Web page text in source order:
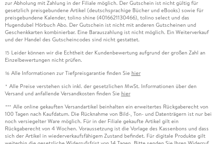
zur Abholung mit Zahlung in der Filiale möglich. Der Gutschein ist nicht gültig für
gesetzlich preisgebundene Artikel (deutschsprachige Bücher und eBooks) sowie für
preisgebundene Kalender, tolino shine (4016621130466), tolino select und das
Hugendubel Hörbuch Abo. Der Gutschein ist nicht mit anderen Gutscheinen und
Geschenkkarten kombinierbar. Eine Barauszahlung ist nicht möglich. Ein Weiterverkauf
und der Handel des Gutscheincodes sind nicht gestattet.
15 Leider können wir die Echtheit der Kundenbewertung aufgrund der großen Zahl an
Einzelbewertungen nicht prüfen.
16 Alle Informationen zur Tiefpreisgarantie finden Sie hier
* Alle Preise verstehen sich inkl. der gesetzlichen MwSt. Informationen über den
Versand und anfallende Versandkosten finden Sie hier
*** Alle online gekauften Versandartikel beinhalten ein erweitertes Rückgaberecht von
100 Tagen nach Kaufdatum. Die Rücknahme von Bild-, Ton- und Datenträgern ist nur bei
noch versiegelter Ware möglich. Für in der Filiale gekaufte Artikel gilt ein
Rückgaberecht von 4 Wochen. Voraussetzung ist die Vorlage des Kassenbons und dass
sich der Artikel in wiederverkaufsfähigem Zustand befindet. Für digitale Produkte gilt